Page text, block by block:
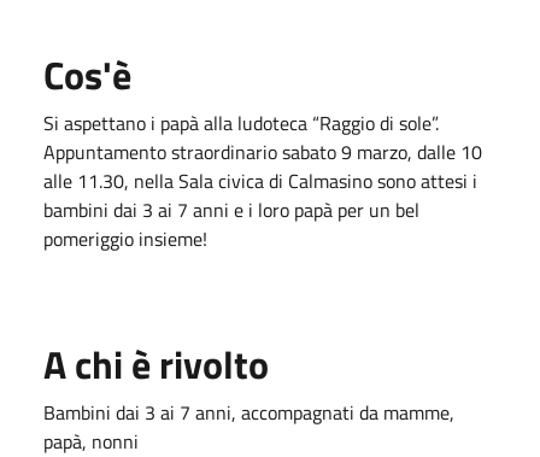
Cos'è
Si aspettano i papà alla ludoteca “Raggio di sole”.
Appuntamento straordinario sabato 9 marzo, dalle 10
alle 11.30, nella Sala civica di Calmasino sono attesi i
bambini dai 3 ai 7 anni e i loro papà per un bel
pomeriggio insieme!
A chi è rivolto
Bambini dai 3 ai 7 anni, accompagnati da mamme,
papà, nonni